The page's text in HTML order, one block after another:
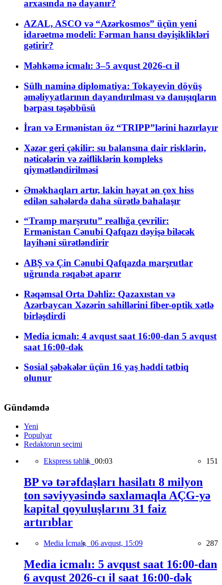
arxasında nə dayanır?
AZAL, ASCO və “Azərkosmos” üçün yeni
idarəetmə modeli: Fərman hansı dəyişiklikləri
gətirir?
Məhkəmə icmalı: 3–5 avqust 2026-cı il
Sülh naminə diplomatiya: Tokayevin döyüş
əməliyyatlarının dayandırılması və danışıqların
bərpası təşəbbüsü
İran və Ermənistan öz “TRIPP”lərini hazırlayır
Xəzər geri çəkilir: su balansına dair risklərin,
nəticələrin və zəifliklərin kompleks
qiymətləndirilməsi
Əməkhaqları artır, lakin həyat ən çox hiss
edilən sahələrdə daha sürətlə bahalaşır
“Tramp marşrutu” reallığa çevrilir:
Ermənistan Cənubi Qafqazı dəyişə biləcək
layihəni sürətləndirir
ABŞ və Çin Cənubi Qafqazda marşrutlar
uğrunda rəqabət aparır
Rəqəmsal Orta Dəhliz: Qazaxıstan və
Azərbaycan Xəzərin sahillərini fiber-optik xətlə
birləşdirdi
Media icmalı: 4 avqust saat 16:00-dan 5 avqust
saat 16:00-dək
Sosial şəbəkələr üçün 16 yaş həddi tətbiq
olunur
Gündəmdə
Yeni
Populyar
Redaktorun seçimi
Ekspress təhlil, 00:03 151
BP və tərəfdaşları hasilatı 8 milyon
ton səviyyəsində saxlamaqla AÇG-yə
kapital qoyuluşlarını 31 faiz
artırıblar
Media İcmalı, 06 avqust, 15:09 287
Media icmalı: 5 avqust saat 16:00-dan
6 avqust 2026-cı il saat 16:00-dək